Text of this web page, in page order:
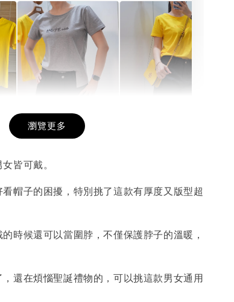
+
希望相隨雙面T
NT$ 190
NT$ 450
NT$ 450
瀏覽更多
皆可戴。
帽子的困擾，特別挑了這款有厚度又版型超
時候還可以當圍脖，不僅保護脖子的溫暖，
還在煩惱聖誕禮物的，可以挑這款男女通用